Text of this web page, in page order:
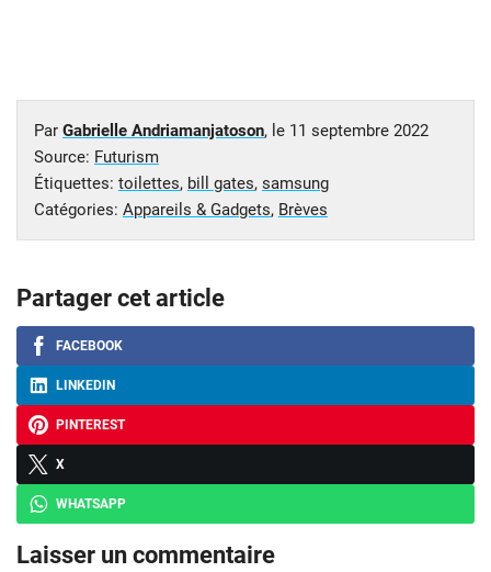
Par Gabrielle Andriamanjatoson, le 11 septembre 2022
Source: Futurism
Étiquettes: toilettes, bill gates, samsung
Catégories: Appareils & Gadgets, Brèves
Partager cet article
FACEBOOK
LINKEDIN
PINTEREST
X
WHATSAPP
Laisser un commentaire